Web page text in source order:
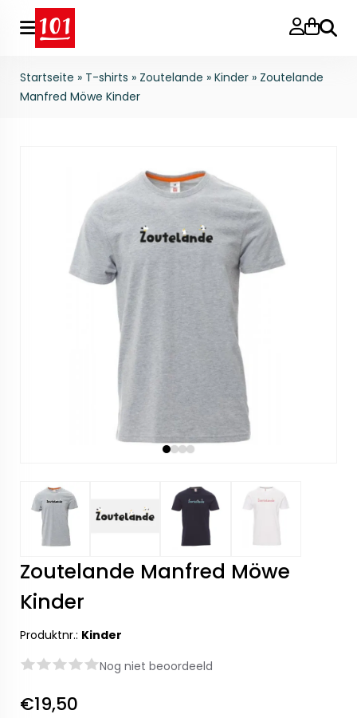
Suche
Startseite » T-shirts » Zoutelande » Kinder » Zoutelande
Manfred Möwe Kinder
Zoutelande Manfred Möwe
Kinder
Produktnr.: Kinder
Nog niet beoordeeld
€19,50